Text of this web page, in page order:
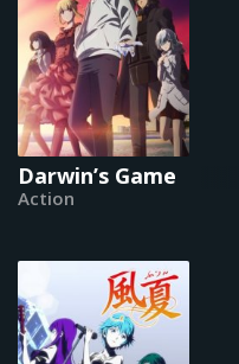
Darwin’s Game
Action